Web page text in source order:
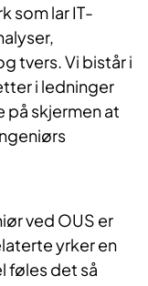
som lar IT-
tvers. Vi bistår i
i ledninger
på skjermen at
ved OUS er
yrker en
føles det så